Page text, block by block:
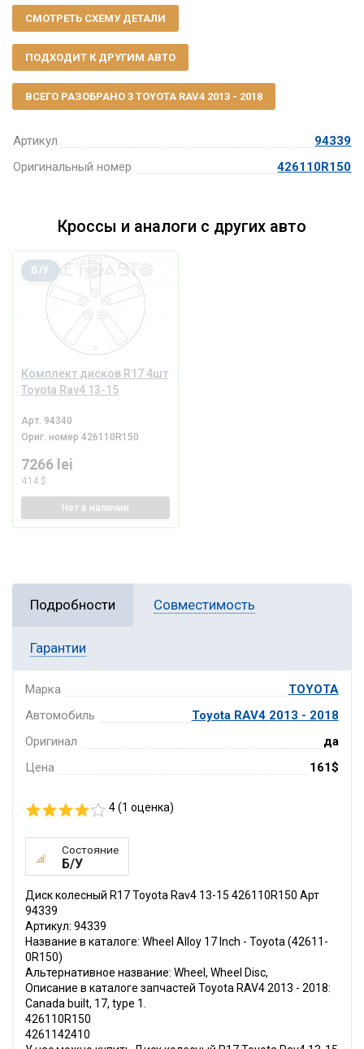
Артикул
94339
Оригинальный номер
426110R150
СМОТРЕТЬ СХЕМУ ДЕТАЛИ
ПОДХОДИТ К ДРУГИМ АВТО
ВСЕГО РАЗОБРАНО 3 TOYOTA RAV4 2013 - 2018
Кроссы и аналоги с других авто
Комплект дисков R17 4шт
Toyota Rav4 13-15
Б/У
Арт. 94340
Ориг. номер426110R150
7266 lei
414 $
Нет в наличии
Подробности Совместимость
Гарантии
Марка
TOYOTA
Автомобиль
Toyota RAV4 2013 - 2018
Оригинал
да
Цена
161$
4 (1 оценка)
Состояние
Б/У
Диск колесный R17 Toyota Rav4 13-15 426110R150 Арт
94339
Артикул: 94339
Название в каталоге: Wheel Alloy 17 Inch - Toyota (42611-
0R150)
Альтернативное название: Wheel, Wheel Disc,
Описание в каталоге запчастей Toyota RAV4 2013 - 2018:
Canada built, 17, type 1.
426110R150
4261142410